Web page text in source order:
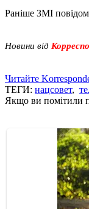
Раніше ЗМІ
Новини від
Читайте
ТЕГИ: нацсовет,
Якщо ви помітили